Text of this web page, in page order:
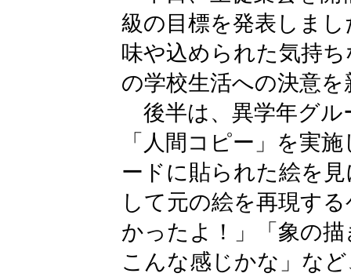
級の目標を発表しま
味や込められた気持
の学校生活への決意
後半は、異学年グル
「人間コピー」を実
ードに貼られた絵を
して元の絵を再現す
かったよ！」「象の
こんな感じかな」な